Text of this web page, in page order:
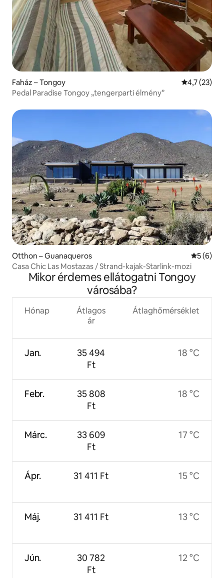
Faház – Tongoy Átlagos
4,7 (23)
Pedal Paradise Tongoy „tengerparti élmény”
Otthon – Guanaqueros Átlagos
5 (6)
Casa Chic Las Mostazas / Strand-kajak-Starlink-mozi
Mikor érdemes ellátogatni Tongoy
városába?
Hónap
Jan.
Febr.
Márc.
Ápr.
Máj.
Jún.
Átlagos
ár
35 494
Ft
35 808
Ft
33 609
Ft
31 411 Ft
31 411 Ft
30 782
Ft
Átlaghőmérséklet
18 °C
18 °C
17 °C
15 °C
13 °C
12 °C